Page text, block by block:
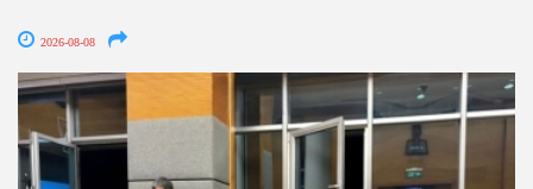
2026-08-08